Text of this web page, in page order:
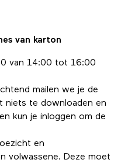
van karton
van 14:00 tot 16:00
mailen we je de
niets te downloaden en
kun je inloggen om de
en
volwassene. Deze moet